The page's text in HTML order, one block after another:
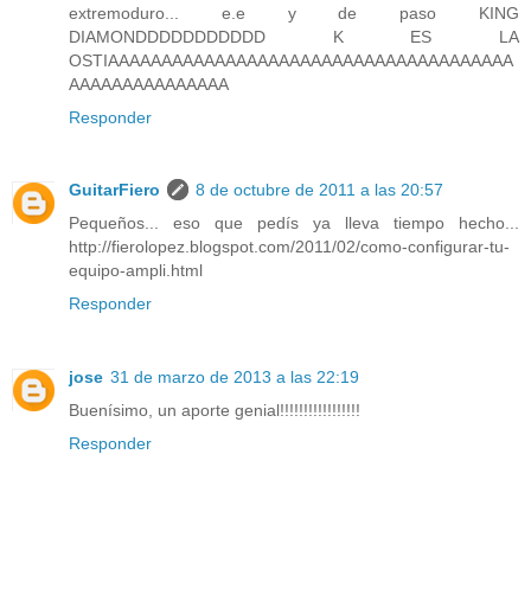
extremoduro... e.e y de paso KING
DIAMONDDDDDDDDDDD K ES LA
OSTIAAAAAAAAAAAAAAAAAAAAAAAAAAAAAAAAAAAAAA
AAAAAAAAAAAAAAA
Responder
GuitarFiero
8 de octubre de 2011 a las 20:57
Pequeños... eso que pedís ya lleva tiempo hecho...
http://fierolopez.blogspot.com/2011/02/como-configurar-tu-
equipo-ampli.html
Responder
jose 31 de marzo de 2013 a las 22:19
Buenísimo, un aporte genial!!!!!!!!!!!!!!!!!
Responder